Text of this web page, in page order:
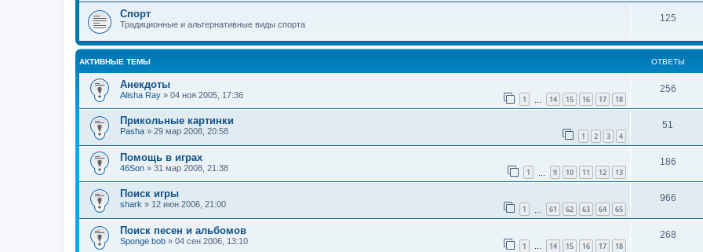
Спорт
Традиционные и альтернативные виды спорта
125
АКТИВНЫЕ ТЕМЫ ОТВЕТЫ
Анекдоты
Alisha Ray » 04 ноя 2005, 17:36 1 14 15 16 17 18
256
Прикольные картинки
Pasha » 29 мар 2008, 20:58 1 2 3 4
51
Помощь в играх
46Son » 31 мар 2008, 21:38 1 9 10 11 12 13
186
Поиск игры
shark » 12 июн 2006, 21:00 1 61 62 63 64 65
966
Поиск песен и альбомов
Sponge bob » 04 сен 2006, 13:10 1 … 14 15 16 17 18
268